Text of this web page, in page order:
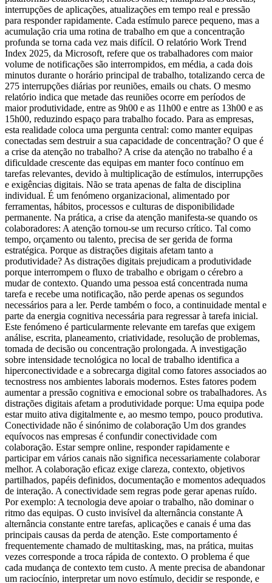
interrupções de aplicações, atualizações em tempo real e pressão
para responder rapidamente. Cada estímulo parece pequeno, mas a
acumulação cria uma rotina de trabalho em que a concentração
profunda se torna cada vez mais difícil. O relatório Work Trend
Index 2025, da Microsoft, refere que os trabalhadores com maior
volume de notificações são interrompidos, em média, a cada dois
minutos durante o horário principal de trabalho, totalizando cerca de
275 interrupções diárias por reuniões, emails ou chats. O mesmo
relatório indica que metade das reuniões ocorre em períodos de
maior produtividade, entre as 9h00 e as 11h00 e entre as 13h00 e as
15h00, reduzindo espaço para trabalho focado. Para as empresas,
esta realidade coloca uma pergunta central: como manter equipas
conectadas sem destruir a sua capacidade de concentração? O que é
a crise da atenção no trabalho? A crise da atenção no trabalho é a
dificuldade crescente das equipas em manter foco contínuo em
tarefas relevantes, devido à multiplicação de estímulos, interrupções
e exigências digitais. Não se trata apenas de falta de disciplina
individual. É um fenómeno organizacional, alimentado por
ferramentas, hábitos, processos e culturas de disponibilidade
permanente. Na prática, a crise da atenção manifesta-se quando os
colaboradores: A atenção tornou-se um recurso crítico. Tal como
tempo, orçamento ou talento, precisa de ser gerida de forma
estratégica. Porque as distrações digitais afetam tanto a
produtividade? As distrações digitais prejudicam a produtividade
porque interrompem o fluxo de trabalho e obrigam o cérebro a
mudar de contexto. Quando uma pessoa está concentrada numa
tarefa e recebe uma notificação, não perde apenas os segundos
necessários para a ler. Perde também o foco, a continuidade mental e
parte da energia cognitiva necessária para regressar à tarefa inicial.
Este fenómeno é particularmente relevante em tarefas que exigem
análise, escrita, planeamento, criatividade, resolução de problemas,
tomada de decisão ou concentração prolongada. A investigação
sobre intensidade tecnológica no local de trabalho identifica a
hiperconectividade e a sobrecarga digital como fatores associados ao
tecnostress nos ambientes laborais modernos. Estes fatores podem
aumentar a pressão cognitiva e emocional sobre os trabalhadores. As
distrações digitais afetam a produtividade porque: Uma equipa pode
estar muito ativa digitalmente e, ao mesmo tempo, pouco produtiva.
Conectividade não é sinónimo de colaboração Um dos grandes
equívocos nas empresas é confundir conectividade com
colaboração. Estar sempre online, responder rapidamente e
participar em vários canais não significa necessariamente colaborar
melhor. A colaboração eficaz exige clareza, contexto, objetivos
partilhados, papéis definidos, documentação e momentos adequados
de interação. A conectividade sem regras pode gerar apenas ruído.
Por exemplo: A tecnologia deve apoiar o trabalho, não dominar o
ritmo das equipas. O custo invisível da alternância constante A
alternância constante entre tarefas, aplicações e canais é uma das
principais causas da perda de atenção. Este comportamento é
frequentemente chamado de multitasking, mas, na prática, muitas
vezes corresponde a troca rápida de contexto. O problema é que
cada mudança de contexto tem custo. A mente precisa de abandonar
um raciocínio, interpretar um novo estímulo, decidir se responde, e